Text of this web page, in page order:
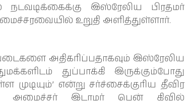
இஸ்ரேலிய பிரதமர்
உறுதி அளித்துள்ளார்.
அதிகரிப்பதாகவும் இஸ்ரேலிய
துப்பாக்கி இருக்கும்போது
என்று சர்ச்சைக்குரிய தீவிர
அமைச்சர் இடாமர் பென் கிவில்